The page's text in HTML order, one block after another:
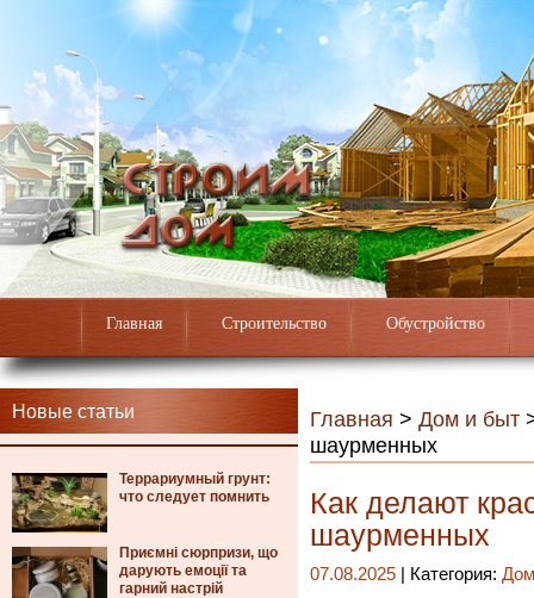
Главная Строительство Обустройство
Новые статьи
Террариумный грунт:
что следует помнить
Приємні сюрпризи, що
дарують емоції та
гарний настрій
Главная > Дом и быт
шаурменных
Как делают
шаурменных
07.08.2025 | Категория: